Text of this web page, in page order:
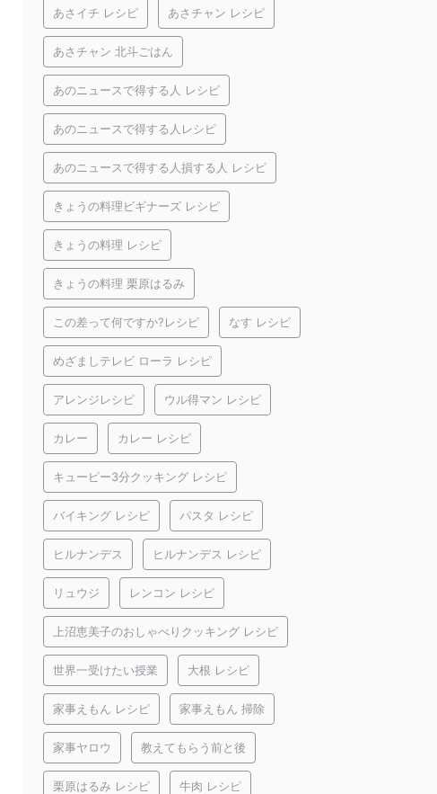
あさイチ レシピ あさチャン レシピ
あさチャン 北斗ごはん
あのニュースで得する人 レシピ
あのニュースで得する人レシピ
あのニュースで得する人損する人 レシピ
きょうの料理ビギナーズ レシピ
きょうの料理 レシピ
きょうの料理 栗原はるみ
この差って何ですか?レシピ なす レシピ
めざましテレビ ローラ レシピ
アレンジレシピ ウル得マン レシピ
カレー カレー レシピ
キューピー3分クッキング レシピ
バイキング レシピ パスタ レシピ
ヒルナンデス ヒルナンデス レシピ
リュウジ レンコン レシピ
上沼恵美子のおしゃべりクッキング レシピ
世界一受けたい授業 大根 レシピ
家事えもん レシピ 家事えもん 掃除
家事ヤロウ 教えてもらう前と後
栗原はるみ レシピ 牛肉 レシピ